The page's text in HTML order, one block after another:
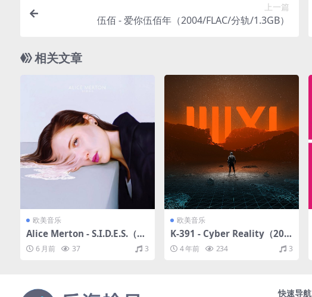
上一篇
伍佰 - 爱你伍佰年（2004/FLAC/分轨/1.3GB）
相关文章
欧美音乐
Alice Merton - S.I.D.E.S.（20
22/FLAC/分轨/309M）
6 月前 37 3
欧美音乐
K-391 - Cyber Reality（202
2/FLAC/分轨/300M）
4 年前 234 3
快速导航